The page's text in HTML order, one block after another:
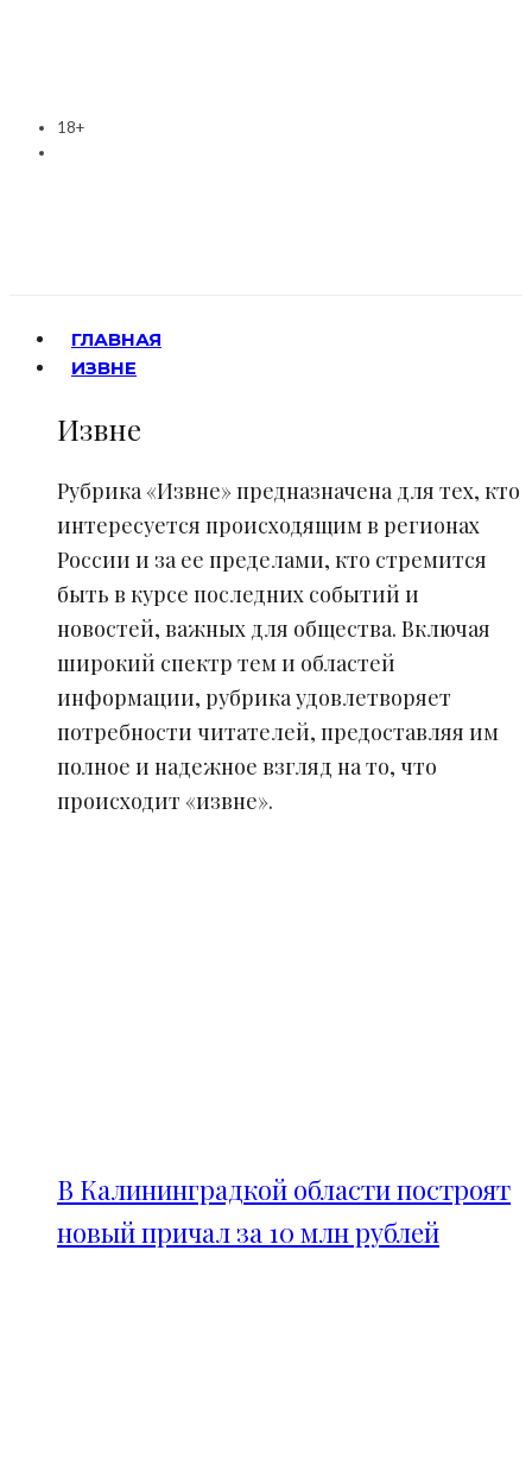
18+
ГЛАВНАЯ
ИЗВНЕ
Извне
Рубрика «Извне» предназначена для тех, кто
интересуется происходящим в регионах
России и за ее пределами, кто стремится
быть в курсе последних событий и
новостей, важных для общества. Включая
широкий спектр тем и областей
информации, рубрика удовлетворяет
потребности читателей, предоставляя им
полное и надежное взгляд на то, что
происходит «извне».
В Калининградкой области построят
новый причал за 10 млн рублей